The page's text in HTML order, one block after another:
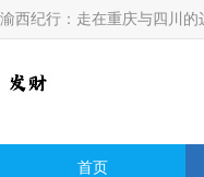
渝西纪行：走在重庆与四川的
首页